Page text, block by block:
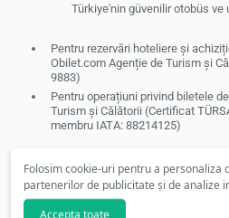
Folosim cookie-uri pentru a personaliza
partenerilor de publicitate și de analize
în care folosiți site-ul nostru. În
Accepta toate
Türkiye'nin güvenilir otobüs
Pentru rezervări hoteliere și
Obilet.com Agenție de Turism și
9883)
Pentru operațiuni privind biletele
Turism și Călătorii (Certificat
membru IATA: 88214125)